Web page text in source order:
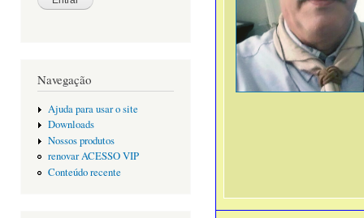
Navegação
Ajuda para usar o site
Downloads
Nossos produtos
renovar ACESSO VIP
Conteúdo recente